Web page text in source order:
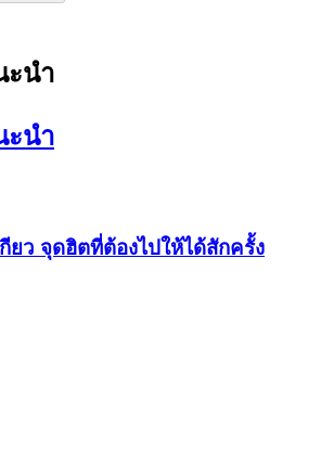
ะนำ
ะนำ
ยว จุดฮิตที่ต้องไปให้ได้สักครั้ง